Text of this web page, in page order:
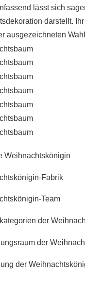
lässt sich
darstellt.
ausgezeichneten